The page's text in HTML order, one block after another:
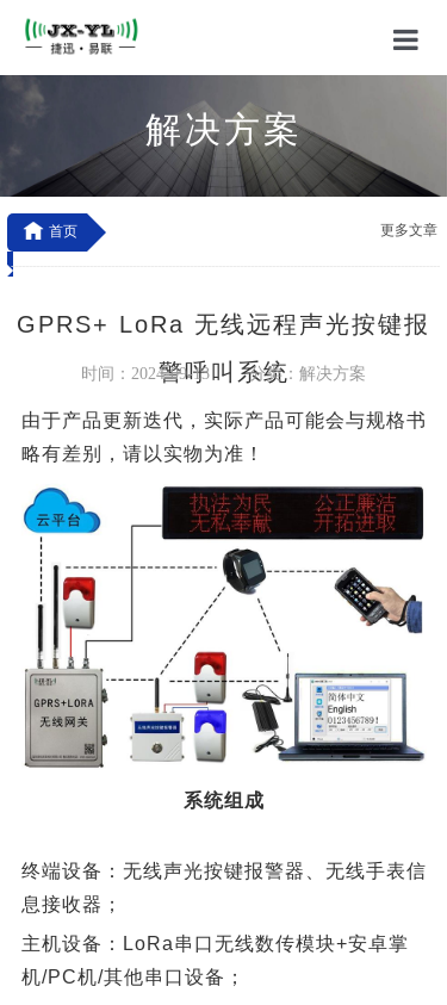
产
应
联
解决方案
 首页
------------------------------------------------------------------------------------------------------------------------
更多文章
GPRS+ LoRa 无线远程声光按键报
警呼叫系统
时间：2024-09-13 分类：解决方案
由于产品更新迭代，实际产品可能会与规格书
略有差别，请以实物为准！
系统组成
终端设备：无线声光按键报警器、无线手表信
息接收器；
主机设备：LoRa串口无线数传模块+安卓掌
机/PC机/其他串口设备；